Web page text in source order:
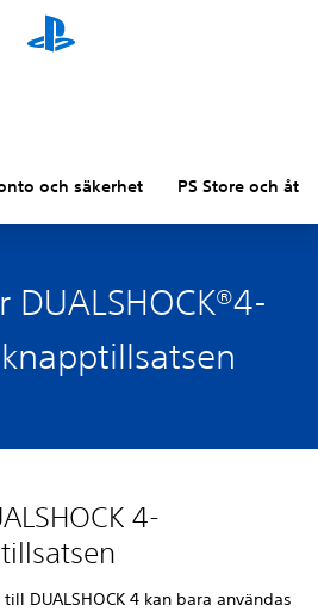
och säkerhet PS Store och
4-
DUALSHOCK 4 kan bara användas